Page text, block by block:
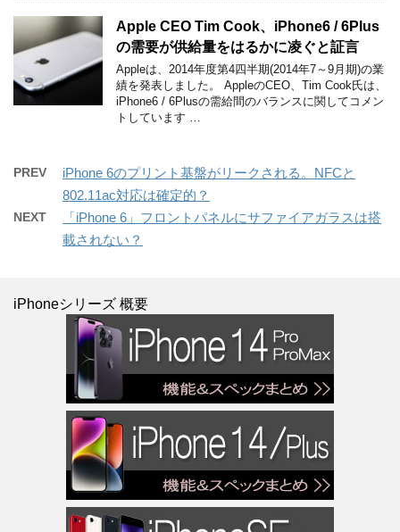
Apple CEO Tim Cook、iPhone6 / 6Plus
の需要が供給量をはるかに凌ぐと証言
Appleは、2014年度第4四半期(2014年7～9月期)の業
績を発表しました。 AppleのCEO、Tim Cook氏は、
iPhone6 / 6Plusの需給間のバランスに関してコメン
トしています …
PREV
iPhone 6のプリント基盤がリークされる。NFCと
802.11ac対応は確定的？
NEXT
「iPhone 6」フロントパネルにサファイアガラスは搭
載されない？
iPhoneシリーズ 概要